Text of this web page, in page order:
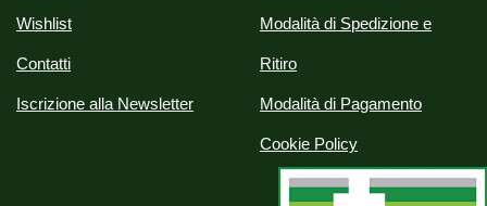
Wishlist
Contatti
Iscrizione alla Newsletter
Modalità di Spedizione e
Ritiro
Modalità di Pagamento
Cookie Policy